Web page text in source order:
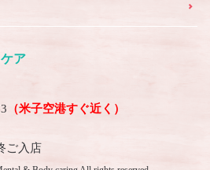
ア
（米子空港すぐ近く）
ご入店